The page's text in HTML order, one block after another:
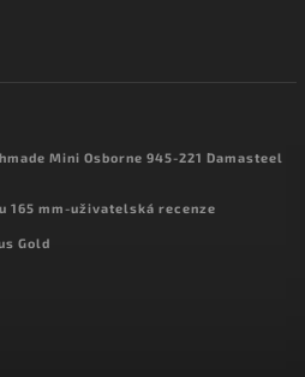
Mini Osborne 945-221 Damasteel
165 mm-uživatelská recenze
Gold